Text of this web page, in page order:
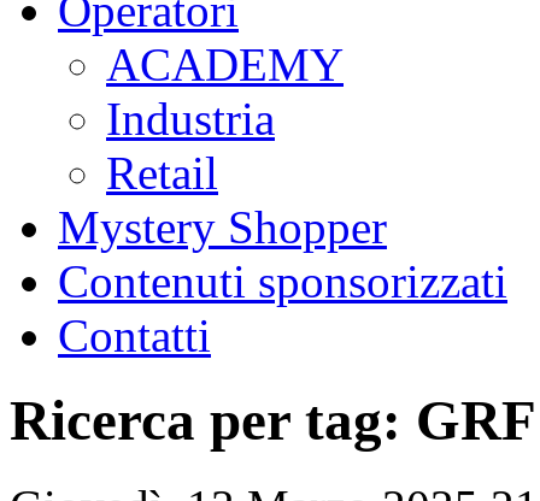
ACADEMY
Industria
Retail
Mystery Shopper
Contenuti sponsorizzati
Contatti
Ricerca per tag: GRF